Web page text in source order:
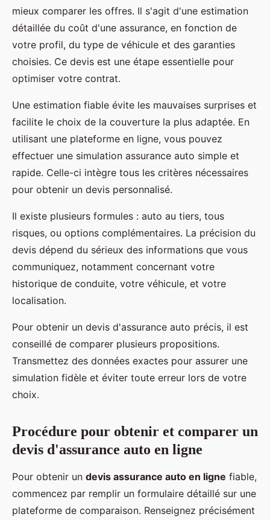
mieux comparer les offres. Il s'agit d'une estimation
détaillée du coût d'une assurance, en fonction de
votre profil, du type de véhicule et des garanties
choisies. Ce devis est une étape essentielle pour
optimiser votre contrat.
Une estimation fiable évite les mauvaises surprises et
facilite le choix de la couverture la plus adaptée. En
utilisant une plateforme en ligne, vous pouvez
effectuer une simulation assurance auto simple et
rapide. Celle-ci intègre tous les critères nécessaires
pour obtenir un devis personnalisé.
Il existe plusieurs formules : auto au tiers, tous
risques, ou options complémentaires. La précision du
devis dépend du sérieux des informations que vous
communiquez, notamment concernant votre
historique de conduite, votre véhicule, et votre
localisation.
Pour obtenir un devis d'assurance auto précis, il est
conseillé de comparer plusieurs propositions.
Transmettez des données exactes pour assurer une
simulation fidèle et éviter toute erreur lors de votre
choix.
Procédure pour obtenir et comparer un
devis d'assurance auto en ligne
Pour obtenir un devis assurance auto en ligne fiable,
commencez par remplir un formulaire détaillé sur une
plateforme de comparaison. Renseignez précisément